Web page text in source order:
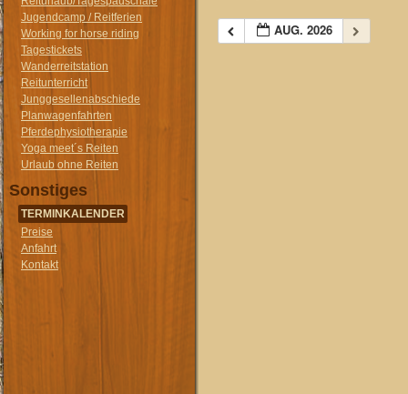
Jugendcamp / Reitferien
Working for horse riding
Tagestickets
Wanderreitstation
Reitunterricht
Junggesellenabschiede
Planwagenfahrten
Pferdephysiotherapie
Yoga meet´s Reiten
Urlaub ohne Reiten
Sonstiges
TERMINKALENDER
Preise
Anfahrt
Kontakt
AUG. 2026